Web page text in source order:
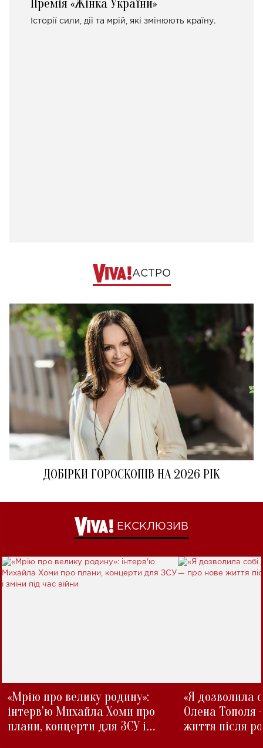
Премія «Жінка України»
Історії сили, дії та мрій, які змінюють країну.
АСТРО
ДОБІРКИ ГОРОСКОПІВ НА 2026 РІК
ЕКСКЛЮЗИВ
«Мрію про велику родину»:
інтерв'ю Михайла Хоми про
плани, концерти для ЗСУ і
«Я дозволила
Олена Тополя
життя після